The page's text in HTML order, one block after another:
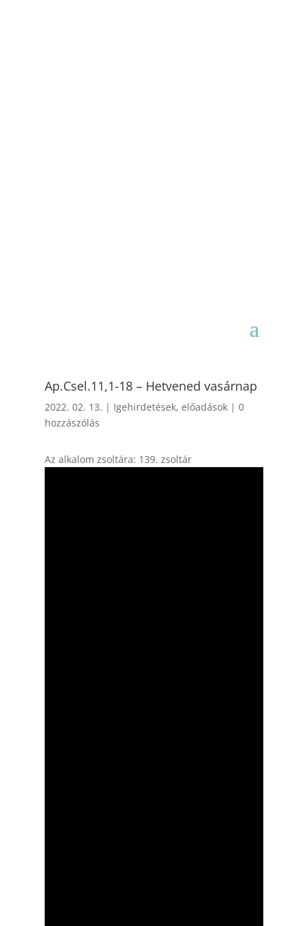
Ap.Csel.11,1-18 – Hetvened vasárnap
2022. 02. 13. | Igehirdetések, előadások| 0
hozzászólás
Az alkalom zsoltára: 139. zsoltár